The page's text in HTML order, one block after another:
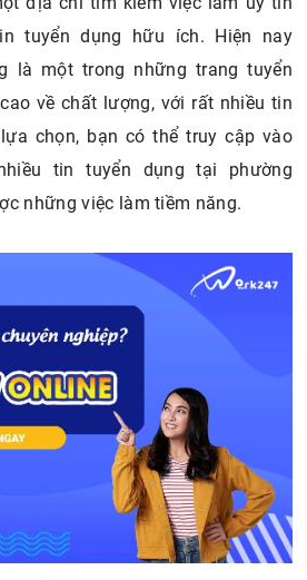
tuyển dụng hữu ích. Hiện nay
là một trong những trang tuyển
về chất lượng, với rất nhiều tin
chọn, bạn có thể truy cập vào
tin tuyển dụng tại phường
những việc làm tiềm năng.